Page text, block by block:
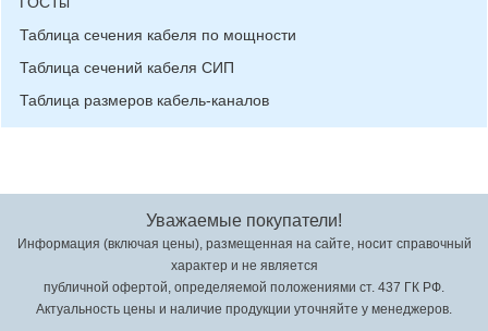
Таблица сечения кабеля по мощности
Таблица сечений кабеля СИП
Таблица размеров кабель-каналов
Уважаемые покупатели!
Информация (включая цены), размещенная на сайте, носит справочный
характер и не является
публичной офертой, определяемой положениями ст. 437 ГК РФ.
Актуальность цены и наличие продукции уточняйте у менеджеров.